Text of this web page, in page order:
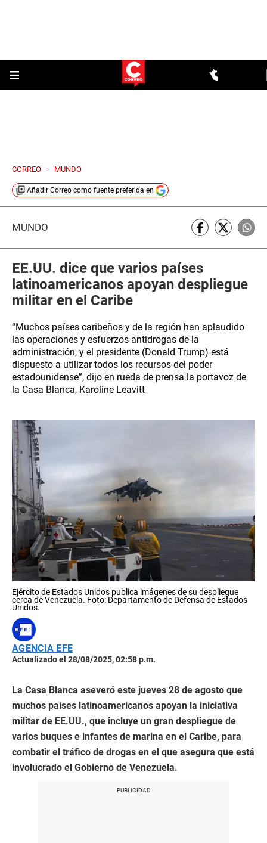
CORREO > MUNDO
Añadir Correo como fuente preferida en
MUNDO
EE.UU. dice que varios países
latinoamericanos apoyan despliegue
militar en el Caribe
“Muchos países caribeños y de la región han aplaudido
las operaciones y esfuerzos antidrogas de la
administración, y el presidente (Donald Trump) está
dispuesto a utilizar todos los recursos del poder
estadounidense”, dijo en rueda de prensa la portavoz de
la Casa Blanca, Karoline Leavitt
Ejército de Estados Unidos publica imágenes de su despliegue
cerca de Venezuela. Foto: Departamento de Defensa de Estados
Unidos.
AGENCIA EFE
Actualizado el 28/08/2025, 02:58 p.m.
La Casa Blanca aseveró este jueves 28 de agosto que
muchos países latinoamericanos apoyan la iniciativa
militar de EE.UU., que incluye un gran despliegue de
varios buques e infantes de marina en el Caribe, para
combatir el tráfico de drogas en el que asegura que está
involucrado el Gobierno de Venezuela.